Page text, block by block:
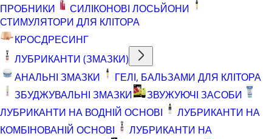
ПРОБНИКИ
СИЛІКОНОВІ ЛОСЬЙОНИ
СТИМУЛЯТОРИ ДЛЯ КЛІТОРА
КРОСДРЕСИНГ
ЛУБРИКАНТИ (ЗМАЗКИ)
АНАЛЬНІ ЗМАЗКИ
ГЕЛІ, БАЛЬЗАМИ ДЛЯ КЛІТОРА
ЗБУДЖУВАЛЬНІ ЗМАЗКИ
ЗВУЖУЮЧІ ЗАСОБИ
ЛУБРИКАНТИ НА ВОДНІЙ ОСНОВІ
ЛУБРИКАНТИ НА
КОМБІНОВАНІЙ ОСНОВІ
ЛУБРИКАНТИ НА